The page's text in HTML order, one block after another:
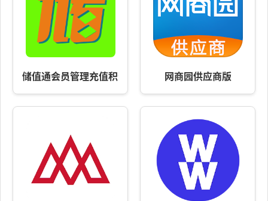
储值通会员管理充值积分系统 网商园供应商版